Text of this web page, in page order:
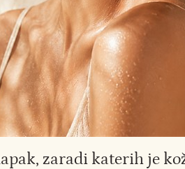
zaradi katerih je